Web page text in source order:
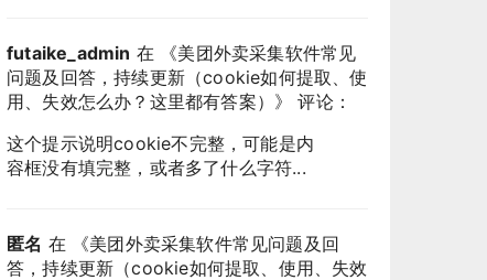
futaike_admin 在 《美团外卖采集软件常见
问题及回答，持续更新（cookie如何提取、使
用、失效怎么办？这里都有答案） 》 评论：
这个提示说明cookie不完整，可能是内
容框没有填完整，或者多了什么字符...
匿名 在 《美团外卖采集软件常见问题及回
答，持续更新（cookie如何提取、使用、失效